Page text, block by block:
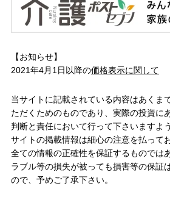
【お知らせ】
2021年4月1日以降の価格表示に関して
当サイトに記載されている内容はあくま
ただくためのものであり、実際の投資に
判断と責任において行って下さいますよ
サイトの掲載情報は細心の注意を払って
全ての情報の正確性を保証するものでは
ラブル等の損失が被っても損害等の保証
ので、予めご了承下さい。